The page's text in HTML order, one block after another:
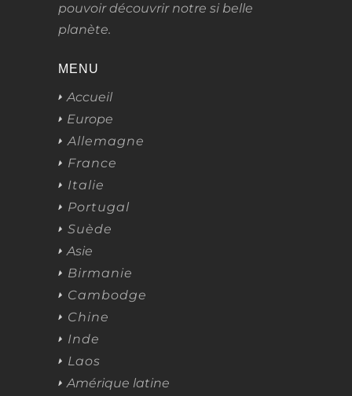
pouvoir découvrir notre si belle
planète.
MENU
Accueil
Europe
Allemagne
France
Italie
Portugal
Suède
Asie
Birmanie
Cambodge
Chine
Inde
Laos
Amérique latine